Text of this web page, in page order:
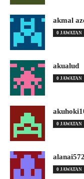
akmal
0 JAWATAN
akualud
0 JAWATAN
0 JAWATAN
0 JAWATAN